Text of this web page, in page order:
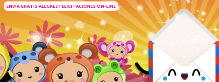
ENVÍA GRATIS ALEGRES FELICITACIONES ON-LINE